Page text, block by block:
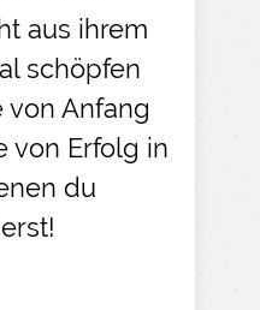
aus ihrem
schöpfen
von Anfang
von Erfolg in
du